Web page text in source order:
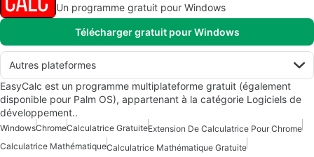
Un programme gratuit pour Windows
Télécharger gratuit pour Windows
Autres plateformes
EasyCalc est un programme multiplateforme gratuit (également
disponible pour Palm OS), appartenant à la catégorie Logiciels de
développement..
WindowsChromeCalculatrice GratuiteExtension De Calculatrice Pour Chrome
Calculatrice MathématiqueCalculatrice Mathématique Gratuite